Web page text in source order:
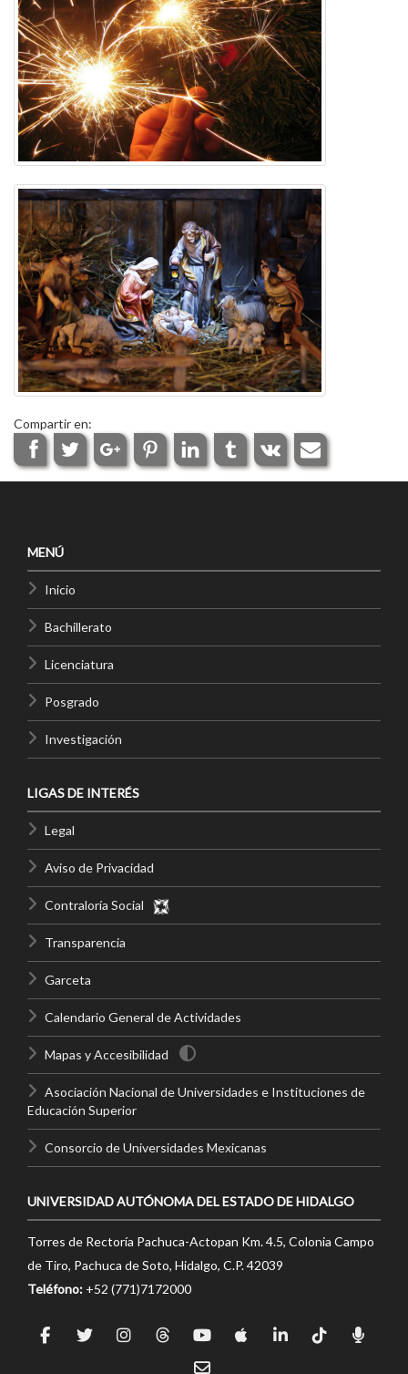
Compartir en:
MENÚ
Inicio
Bachillerato
Licenciatura
Posgrado
Investigación
LIGAS DE INTERÉS
Legal
Aviso de Privacidad
Contraloría Social
Transparencia
Garceta
Calendario General de Actividades
Mapas y Accesibilidad
Asociación Nacional de Universidades e Instituciones de
Educación Superior
Consorcio de Universidades Mexicanas
UNIVERSIDAD AUTÓNOMA DEL ESTADO DE HIDALGO
Torres de Rectoría Pachuca-Actopan Km. 4.5, Colonia Campo
de Tiro, Pachuca de Soto, Hidalgo, C.P. 42039
Teléfono: +52 (771)7172000